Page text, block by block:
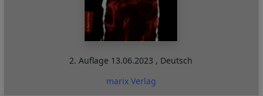
2. Auflage 13.06.2023 , Deutsch
marix Verlag